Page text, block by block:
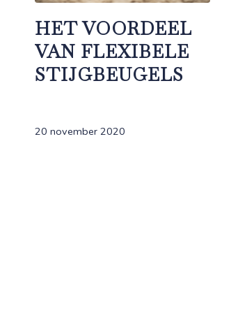
HET VOORDEEL
VAN FLEXIBELE
STIJGBEUGELS
20 november 2020